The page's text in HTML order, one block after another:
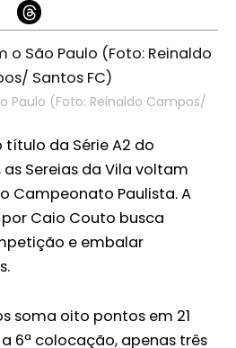
Paulo (Foto: Reinaldo Campos/
da Série A2 do
as Sereias da Vila voltam
Campeonato Paulista. A
Caio Couto busca
e embalar
soma oito pontos em 21
6ª colocação, apenas três